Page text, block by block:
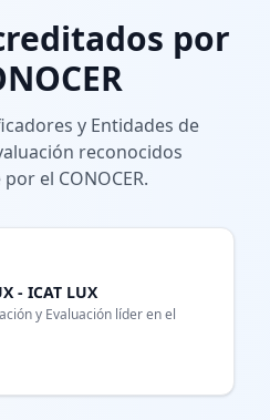
por
y Entidades de
reconocidos
el CONOCER.
- ICAT LUX
y Evaluación líder en el